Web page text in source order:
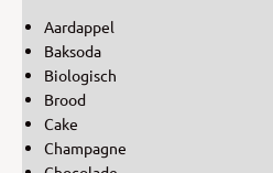
Aardappel
Baksoda
Biologisch
Brood
Cake
Champagne